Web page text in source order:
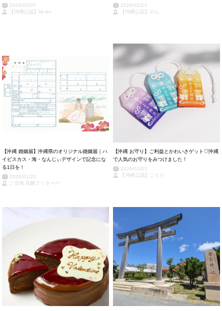
2026/03/07
【沖縄公認】Ni-shi
2026/02/21
【沖縄公認】のん
【沖縄 婚姻届】沖縄県のオリジナル婚姻届｜ハ
イビスカス・海・なんじぃデザインで記念にな
る1日を！
2026/01/22
ご当地 花嫁ライター⁂*
【沖縄 お守り】ご利益とかわいさゲット♡沖縄
で人気のお守りをみつけました！
2026/01/03
【沖縄公認】ことり